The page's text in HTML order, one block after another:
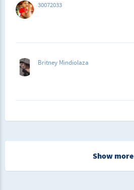
30072033
Britney Mindiolaza
Show more